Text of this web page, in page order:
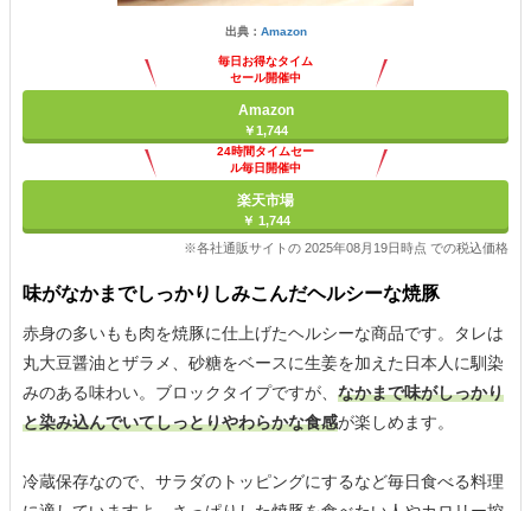
出典： Amazon
毎日お得なタイム
セール開催中
Amazon
￥1,744
24時間タイムセー
ル毎日開催中
楽天市場
￥ 1,744
※各社通販サイトの 2025年08月19日時点 での税込価格
味がなかまでしっかりしみこんだヘルシーな焼豚
赤身の多いもも肉を焼豚に仕上げたヘルシーな商品です。タレは
丸大豆醤油とザラメ、砂糖をベースに生姜を加えた日本人に馴染
みのある味わい。ブロックタイプですが、 なかまで味がしっかり
と染み込んでいてしっとりやわらかな食感が楽しめます。
冷蔵保存なので、サラダのトッピングにするなど毎日食べる料理